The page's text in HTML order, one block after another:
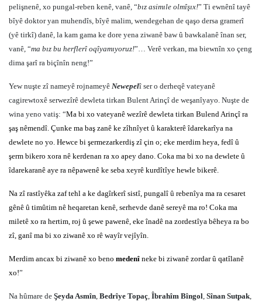
pelişnenê, xo pungal-reben kenê, vanê, “bız asimıle olmîşıx!” Ti ewnênî tayê
bîyê doktor yan muhendîs, bîyê malim, wendegehan de qaşo dersa gramerî
(yê tirkî) danê, la kam gama ke dore yena ziwanê baw û bawkalanê înan ser,
vanê, “ma bız bu herflerî oqîyamıyoruz!”… Verê verkan, ma biewnîn xo çeng
dima şarî ra biçînîn neng!”
Yew nuşte zî nameyê rojnameyê Newepelî ser o derheqê vateyanê
cagirewtoxê serwezîrê dewleta tirkan Bulent Arinçî de weşanîyayo. Nuşte de
wina yeno vatiş: “Ma bi xo vateyanê wezîrê dewleta tirkan Bulend Arinçî ra
şaş nêmendî. Çunke ma baş zanê ke zîhnîyet û karakterê îdarekarîya na
dewlete no yo. Hewce bi şermezarkerdiş zî çin o; eke merdim heya, fedî û
şerm bikero xora nê kerdenan ra xo apey dano. Coka ma bi xo na dewlete û
îdarekaranê aye ra nêpawenê ke seba xeyrê kurdîtîye hewle bikerê.
Na zî rastîyêka zaf tehl a ke dagîrkerî sistî, pungalî û rebenîya ma ra cesaret
gênê û timûtim nê heqaretan kenê, serhevde danê sereyê ma ro! Coka ma
miletê xo ra hertim, roj û şewe pawenê, eke înadê na zordestîya bêheya ra bo
zî, ganî ma bi xo ziwanê xo rê wayîr vejîyîn.
Merdim ancax bi ziwanê xo beno medenî neke bi ziwanê zordar û qatîlanê
xo!”
Na hûmare de Şeyda Asmîn, Bedrîye Topaç, Îbrahîm Bîngol, Sînan Sutpak,